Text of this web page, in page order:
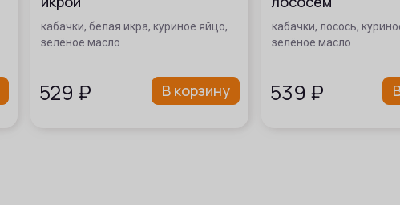
кабачки, белая икра, куриное яйцо,
зелёное масло
529 ₽ В корзину
кабачки, лосось,
зелёное масло
539 ₽